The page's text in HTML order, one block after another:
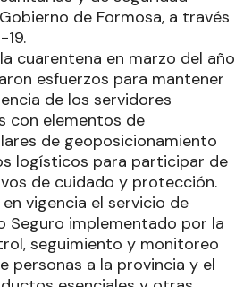
de Formosa, a través
cuarentena en marzo del año
esfuerzos para mantener
de los servidores
con elementos de
de geoposicionamiento
logísticos para participar de
de cuidado y protección.
vigencia el servicio de
Seguro implementado por la
seguimiento y monitoreo
personas a la provincia y el